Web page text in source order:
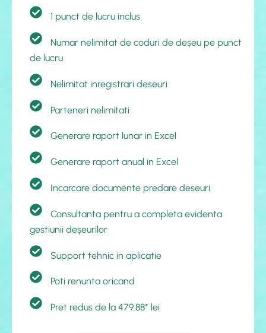
1 punct de lucru inclus
Numar nelimitat de coduri de deșeu pe punct
de lucru
Nelimitat inregistrari deseuri
Parteneri nelimitati
Generare raport lunar in Excel
Generare raport anual in Excel
Incarcare documente predare deseuri
Consultanta pentru a completa evidenta
gestiunii deșeurilor
Support tehnic in aplicatie
Poti renunta oricand
Pret redus de la 479.88* lei